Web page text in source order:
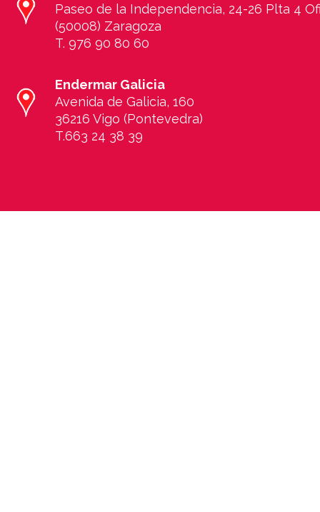
Paseo de la Independencia, 24-26 Plta 4
(50008) Zaragoza
T. 976 90 80 60
Endermar Galicia
Avenida de Galicia, 160
36216 Vigo (Pontevedra)
T.663 24 38 39